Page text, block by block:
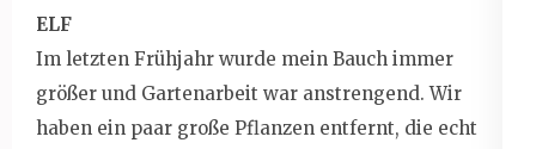
ELF
Im letzten Frühjahr wurde mein Bauch immer
größer und Gartenarbeit war anstrengend. Wir
haben ein paar große Pflanzen entfernt, die echt